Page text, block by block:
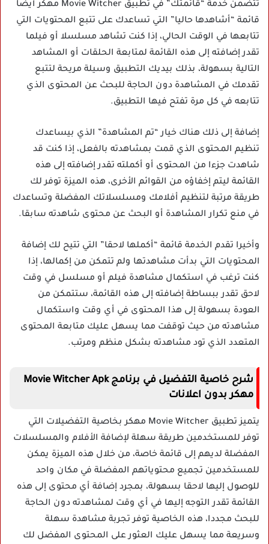
تتضمن خدمة “قائمتك” في تطبيق Movie Witcher مهكر
أيضا
قائمة “أشاهدها حاليا” التي تساعدك على تتبع المحتويات التي
تتابعها في الوقت الحالي، إذا كنت تشاهد مسلسلا أو فيلما
تقدر إضافته إلى هذه القائمة لمتابعة الحلقات أو المشاهد
التالية بسهولة، بذلك بيديك التطبيق وسيلة مريحة لتتبع
تقدمك في المشاهدة دون الحاجة للبحث عن المحتوى الذي
تتابعه في كل مرة تفتح فيها التطبيق.
إضافة إلى ذلك هناك خيار “تم المشاهدة” الذي بيساعدك
تنظيم المحتوى الذي قمت بمشاهدته بالفعل، إذا كنت قد
شاهدت جزءا من المحتوى أو أكملته تقدر إضافته إلى هذه
القائمة ليتم إخفاؤه من القوائم الأخرى، هذه الميزة توفر لك
طريقة مرتبة لتنظيم أفلامك ومسلسلاتك المفضلة وتساعدك
في منع تكرار المشاهدة أو البحث عن محتوى شاهدته سابقا.
وأخيرا تقدم الخدمة قائمة “أكملها لاحقا” التي تتيح لك إضافة
المحتويات التي بدأت مشاهدتها ولم تتمكن من إكمالها، إذا
كنت ترغب في استكمال مشاهدة فيلم أو مسلسل في وقت
لاحق تقدر ببساطة إضافته إلى هذه القائمة، ستتمكن من
العودة بسهولة إلى هذا المحتوى في أي وقت واستكمال
مشاهدته من حيث توقفت مما يسهل عليك متابعة المحتوى
المتعدد الذي تود مشاهدته بشكل منظم ومرتب.
شرح خاصية التفضيل في برنامج Movie Witcher Apk
مهكر بدون اعلانات
يتميز تطبيق Movie Witcher مهكر بخاصية التفضيلات التي
توفر للمستخدمين طريقة سهلة لإضافة الأفلام والمسلسلات
المفضلة لديهم إلى قائمة خاصة، من خلال هذه الميزة يمكن
للمستخدمين تجميع محتوياتهم المفضلة في مكان واحد
للوصول إليها لاحقا بسهولة، بمجرد إضافة أي محتوى إلى هذه
القائمة تقدر التوجه إليها في أي وقت لمشاهدته دون الحاجة
للبحث مجددا، هذه الخاصية توفر تجربة مشاهدة سهلة
وسريعة مما يسهل عليك العثور على المحتوى المفضل لك